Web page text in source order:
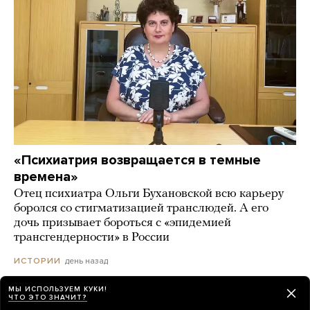
«Психиатрия возвращается в темные
времена»
Отец психиатра Ольги Бухановской всю карьеру
боролся со стигматизацией транслюдей. А его
дочь призывает бороться с «эпидемией
трансгендерности» в России
ИСТОРИИ день назад
МЫ ИСПОЛЬЗУЕМ КУКИ!
ЧТО ЭТО ЗНАЧИТ?